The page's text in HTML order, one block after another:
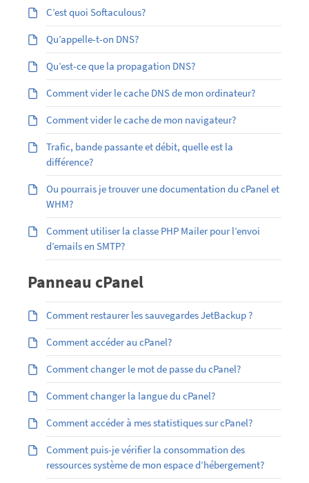
C’est quoi Softaculous?
Qu’appelle-t-on DNS?
Qu’est-ce que la propagation DNS?
Comment vider le cache DNS de mon ordinateur?
Comment vider le cache de mon navigateur?
Trafic, bande passante et débit, quelle est la
différence?
Ou pourrais je trouver une documentation du cPanel et
WHM?
Comment utiliser la classe PHP Mailer pour l’envoi
d’emails en SMTP?
Panneau cPanel
Comment restaurer les sauvegardes JetBackup ?
Comment accéder au cPanel?
Comment changer le mot de passe du cPanel?
Comment changer la langue du cPanel?
Comment accéder à mes statistiques sur cPanel?
Comment puis-je vérifier la consommation des
ressources système de mon espace d’hébergement?